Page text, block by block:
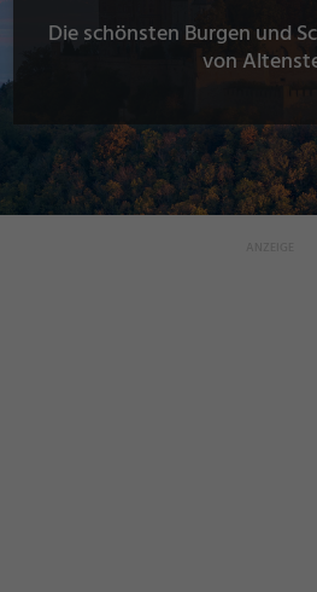
Die schönsten Burgen und
von